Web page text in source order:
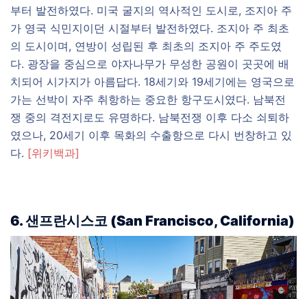
부터 발전하였다. 미국 굴지의 역사적인 도시로, 조지아 주
가 영국 식민지이던 시절부터 발전하였다. 조지아 주 최초
의 도시이며, 연방이 성립된 후 최초의 조지아 주 주도였
다. 광장을 중심으로 야자나무가 무성한 공원이 곳곳에 배
치되어 시가지가 아름답다. 18세기와 19세기에는 영국으로
가는 선박이 자주 취항하는 중요한 항구도시였다. 남북전
쟁 중의 격전지로도 유명하다. 남북전쟁 이후 다소 쇠퇴하
였으나, 20세기 이후 목화의 수출항으로 다시 번창하고 있
다. [위키백과]
6. 샌프란시스코 (San Francisco, California)